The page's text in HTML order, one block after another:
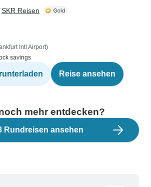
SKR Reisen
Intl Airport)
savings
Reise ansehen
mehr entdecken?
Rundreisen ansehen